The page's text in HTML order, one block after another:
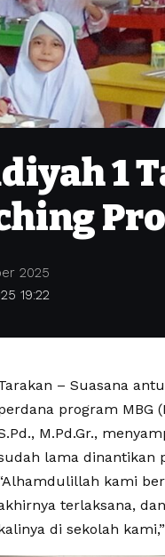
1
19:22
2025
– Suasana
program MBG
M.Pd.Gr.,
lama dinantikan
kami
terlaksana,
di sekolah